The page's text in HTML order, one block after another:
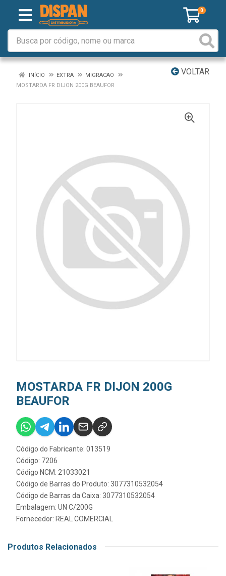
0
VOLTAR
INÍCIO EXTRA
MIGRACAO
MOSTARDA FR DIJON 200G BEAUFOR
MOSTARDA FR DIJON 200G
BEAUFOR
Código do Fabricante: 013519
Código: 7206
Código NCM: 21033021
Código de Barras do Produto: 3077310532054
Código de Barras da Caixa: 3077310532054
Embalagem: UN C/200G
Fornecedor: REAL COMERCIAL
Produtos Relacionados